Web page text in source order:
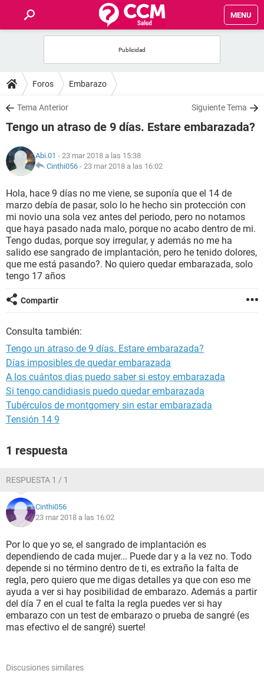
MENU
FOROS
SALUD
FAMILIA
NUTRICIÓN
BIENESTAR
SEXUALIDAD
GLOSARIO
Foros Embarazo
Tema Anterior Siguiente Tema
Tengo un atraso de 9 días. Estare embarazada?
Abi.01 - 23 mar 2018 a las 15:38
Cinthi056 - 23 mar 2018 a las 16:02
Hola, hace 9 días no me viene, se suponía que el 14 de
marzo debía de pasar, solo lo he hecho sin protección con
mi novio una sola vez antes del periodo, pero no notamos
que haya pasado nada malo, porque no acabo dentro de mi.
Tengo dudas, porque soy irregular, y además no me ha
salido ese sangrado de implantación, pero he tenido dolores,
que me está pasando?. No quiero quedar embarazada, solo
tengo 17 años
Compartir
Consulta también:
Tengo un atraso de 9 días. Estare embarazada?
Días imposibles de quedar embarazada
A los cuántos dias puedo saber si estoy embarazada
Si tengo candidiasis puedo quedar embarazada
Tubérculos de montgomery sin estar embarazada
Tensión 14 9
1 respuesta
RESPUESTA 1 / 1
Cinthi056
23 mar 2018 a las 16:02
Por lo que yo se, el sangrado de implantación es
dependiendo de cada mujer... Puede dar y a la vez no. Todo
depende si no término dentro de ti, es extraño la falta de
regla, pero quiero que me digas detalles ya que con eso me
ayuda a ver si hay posibilidad de embarazo. Además a partir
del día 7 en el cual te falta la regla puedes ver si hay
embarazo con un test de embarazo o prueba de sangré (es
mas efectivo el de sangré) suerte!
Discusiones similares